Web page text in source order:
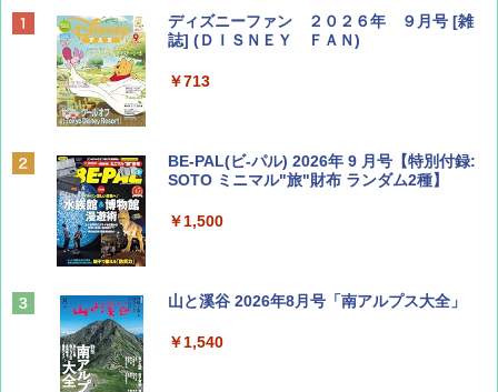
ディズニーファン ２０２６年 ９月号 [雑
誌] (ＤＩＳＮＥＹ ＦＡＮ)
￥713
BE-PAL(ビ-パル) 2026年 9 月号【特別付録:
SOTO ミニマル"旅"財布 ランダム2種】
￥1,500
山と溪谷 2026年8月号「南アルプス大全」
￥1,540